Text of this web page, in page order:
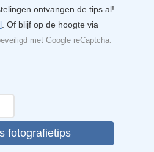
ontvangen de tips al!
. Of blijf op de hoogte via
met Google reCaptcha.
fotografietips